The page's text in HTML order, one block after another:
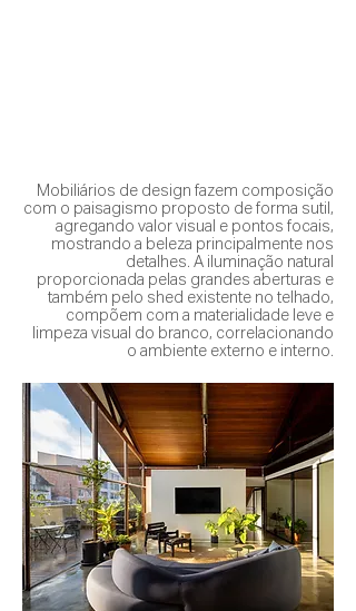
Mobiliários de design fazem composição
com o paisagismo proposto de forma sutil,
agregando valor visual e pontos focais,
mostrando a beleza principalmente nos
detalhes. A iluminação natural
proporcionada pelas grandes aberturas e
também pelo shed existente no telhado,
compõem com a materialidade leve e
limpeza visual do branco, correlacionando
o ambiente externo e interno.